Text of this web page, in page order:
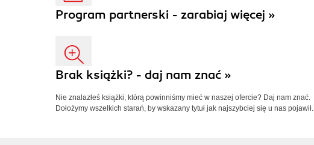
Program partnerski - zarabiaj więcej »
Brak książki? - daj nam znać »
Nie znalazłeś książki, którą powinniśmy mieć w naszej ofercie? Daj nam znać.
Dołożymy wszelkich starań, by wskazany tytuł jak najszybciej się u nas pojawił.